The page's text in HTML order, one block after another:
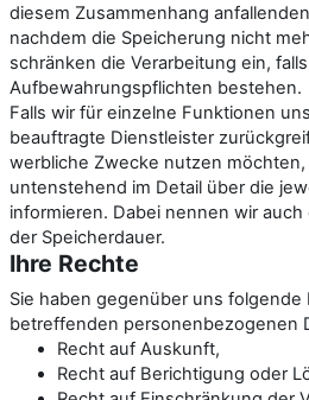
diesem Zusammenhang
nachdem die Speicherung nicht
schränken die Verarbeitung ein,
Aufbewahrungspflichten bestehen.
Falls wir für einzelne Funktionen
beauftragte Dienstleister
werbliche Zwecke nutzen möchten,
untenstehend im Detail über die
informieren. Dabei nennen wir
der Speicherdauer.
Ihre Rechte
Sie haben gegenüber uns folgende
betreffenden personenbezogenen
Recht auf Auskunft,
Recht auf Berichtigung oder